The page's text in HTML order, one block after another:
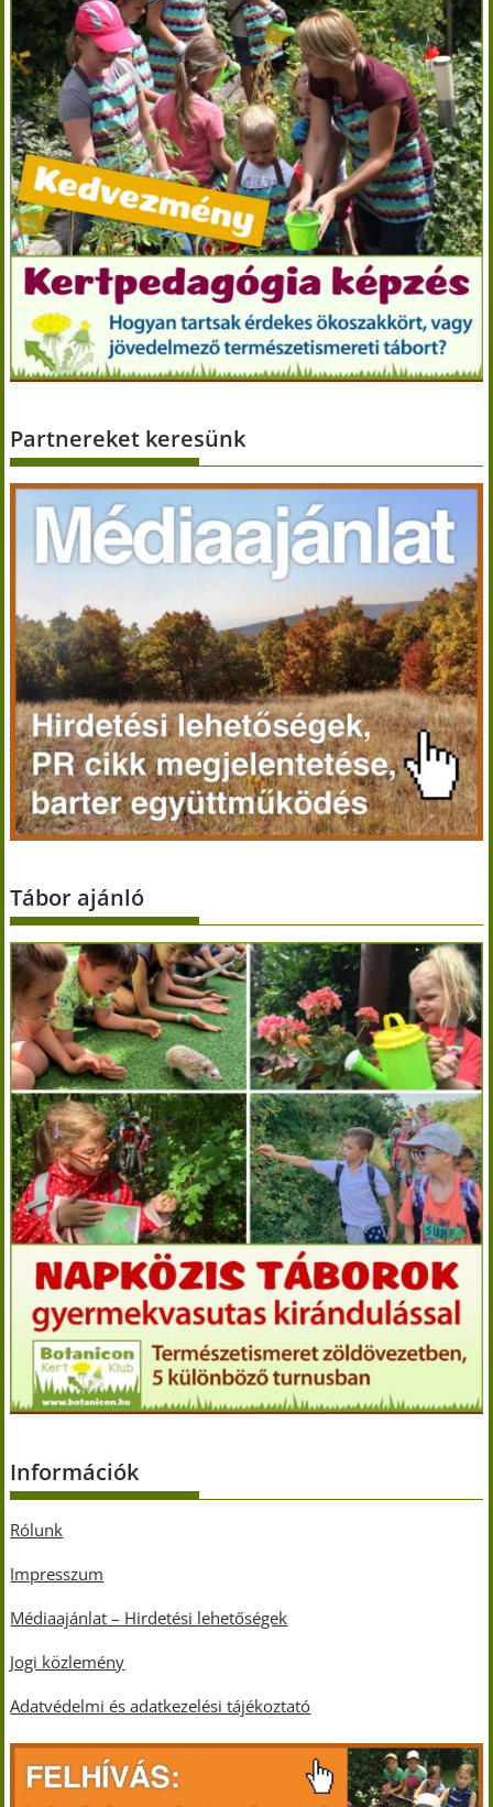
Partnereket keresünk
Tábor ajánló
Információk
Rólunk
Impresszum
Médiaajánlat – Hirdetési lehetőségek
Jogi közlemény
Adatvédelmi és adatkezelési tájékoztató